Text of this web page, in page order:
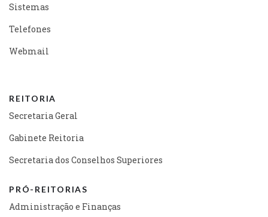
Sistemas
Telefones
Webmail
REITORIA
Secretaria Geral
Gabinete Reitoria
Secretaria dos Conselhos Superiores
PRÓ-REITORIAS
Administração e Finanças